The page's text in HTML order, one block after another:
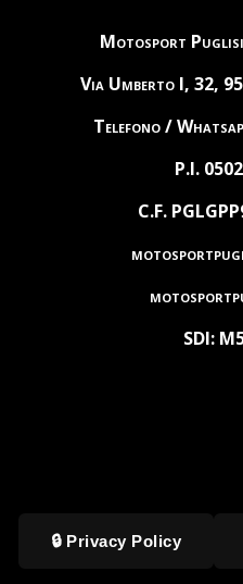
Motosport Puglisi
Via Umberto I, 32,
Telefono /
P.I.
C.F.
SDI:
🔒 Privacy Policy